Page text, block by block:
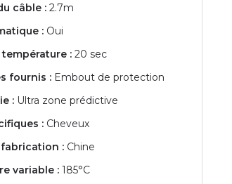
câble : 2.7m
: Oui
: 20 sec
fournis : Embout de protection
: Ultra zone prédictive
: Cheveux
: Chine
variable : 185°C